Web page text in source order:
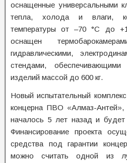
оснащенные универсальными
тепла, холода и влаги,
температуры от –70 °С до
оснащен
гидравлическими,
стендами, обеспечивающими
изделий массой до 600 кг.
Новый испытательный
концерна ПВО «Алмаз-Антей»,
началось 5 лет назад и
Финансирование проекта
средства под гарантии
можно считать одной из